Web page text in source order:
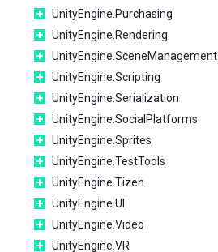
UnityEngine.Purchasing
UnityEngine.Rendering
UnityEngine.SceneManagement
UnityEngine.Scripting
UnityEngine.Serialization
UnityEngine.SocialPlatforms
UnityEngine.Sprites
UnityEngine.TestTools
UnityEngine.Tizen
UnityEngine.UI
UnityEngine.Video
UnityEngine.VR